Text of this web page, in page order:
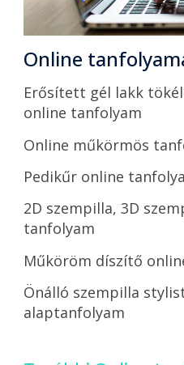
Online
Erősített gél lakk
online tanfolyam
Online műkörmös
Pedikűr online
2D szempilla, 3D
tanfolyam
Műköröm díszítő
Önálló szempilla
alaptanfolyam